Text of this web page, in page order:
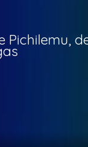
Pichilemu,